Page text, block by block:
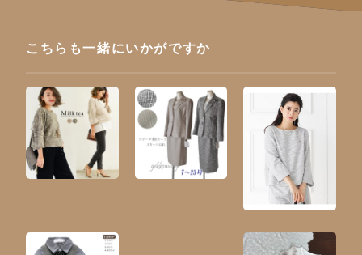
こちらも一緒にいかがですか